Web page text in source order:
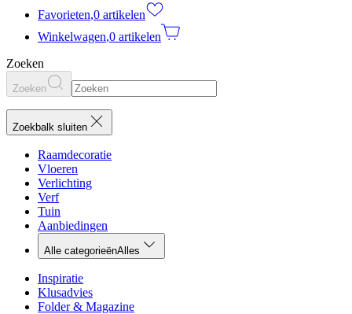
Favorieten,0 artikelen
Winkelwagen,0 artikelen
Zoeken
Zoeken
Zoekbalk sluiten
Raamdecoratie
Vloeren
Verlichting
Verf
Tuin
Aanbiedingen
Alle categorieënAlles
Inspiratie
Klusadvies
Folder & Magazine